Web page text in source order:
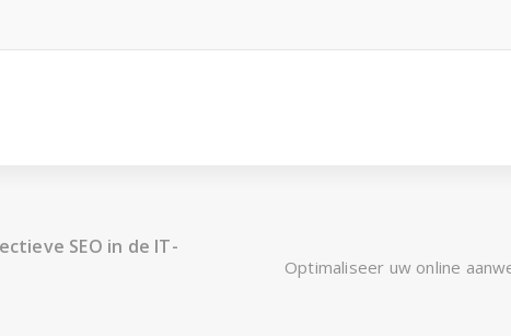
SEO in de IT-
Optimaliseer uw online